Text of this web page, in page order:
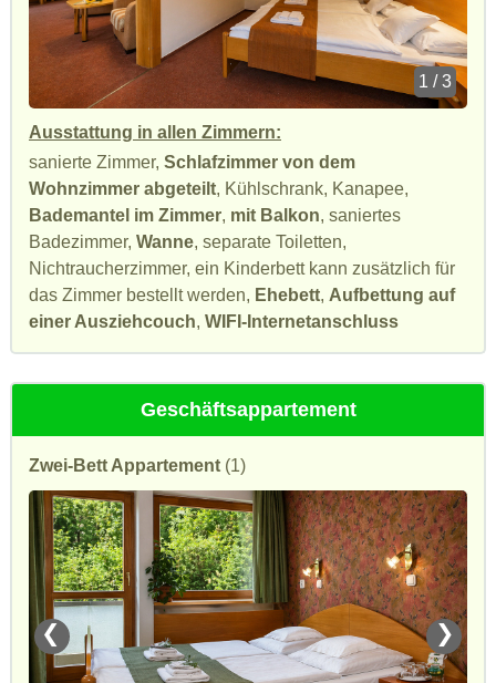
1 / 3
Ausstattung in allen Zimmern:
sanierte Zimmer, Schlafzimmer von dem
Wohnzimmer abgeteilt, Kühlschrank, Kanapee,
Bademantel im Zimmer, mit Balkon, saniertes
Badezimmer, Wanne, separate Toiletten,
Nichtraucherzimmer, ein Kinderbett kann zusätzlich für
das Zimmer bestellt werden, Ehebett, Aufbettung auf
einer Ausziehcouch, WIFI-Internetanschluss
Geschäftsappartement
Zwei-Bett Appartement (1)
❮ ❯